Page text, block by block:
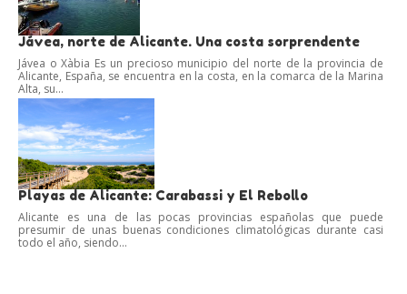
Jávea, norte de Alicante. Una costa sorprendente
Jávea o Xàbia Es un precioso municipio del norte de la provincia de
Alicante, España, se encuentra en la costa, en la comarca de la Marina
Alta, su...
Playas de Alicante: Carabassi y El Rebollo
Alicante es una de las pocas provincias españolas que puede
presumir de unas buenas condiciones climatológicas durante casi
todo el año, siendo...